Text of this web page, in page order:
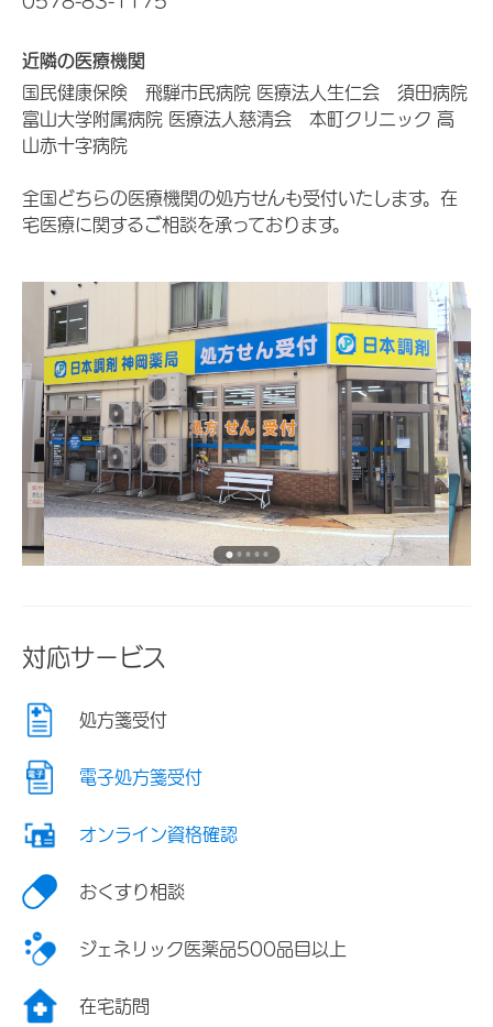
近隣の医療機関
国民健康保険 飛騨市民病院 医療法人生仁会 須田病院
富山大学附属病院 医療法人慈清会 本町クリニック 高
山赤十字病院
全国どちらの医療機関の処方せんも受付いたします。在
宅医療に関するご相談を承っております。
対応サービス
処方箋受付
電子処方箋受付
オンライン資格確認
おくすり相談
ジェネリック医薬品500品目以上
在宅訪問